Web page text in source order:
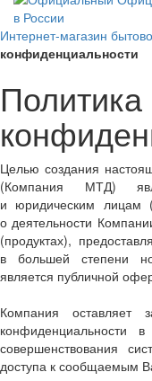
Интернет-магазин
конфиденциальности
Политика
Целью создания
(Компания МТД)
и юридическим лицам
о деятельности
(продуктах),
в большей степени
является публичной
Компания оставляет
совершенствования
доступа к сообщаемым